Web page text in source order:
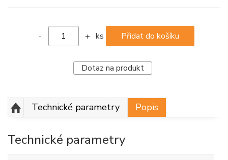
- + ks
Dotaz na produkt
Technické parametry Popis
Technické parametry